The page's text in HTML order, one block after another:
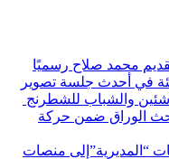
محمد صلاح رسميًا
في أحدث جلسة تصوير
والشباب للشطرنج
الوراق ضمن حركة
“المديرية”إلى منصات